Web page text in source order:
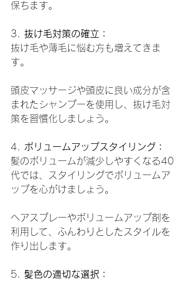
保ちます。
3. 抜け毛対策の確立：
抜け毛や薄毛に悩む方も増えてきま
す。
頭皮マッサージや頭皮に良い成分が含
まれたシャンプーを使用し、抜け毛対
策を習慣化しましょう。
4. ボリュームアップスタイリング：
髪のボリュームが減少しやすくなる40
代では、スタイリングでボリュームア
ップを心がけましょう。
ヘアスプレーやボリュームアップ剤を
利用して、ふんわりとしたスタイルを
作り出します。
5. 髪色の適切な選択：